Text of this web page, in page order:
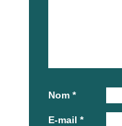
Nom *
E-mail *